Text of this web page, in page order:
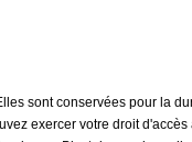
sont conservées pour la
exercer votre droit